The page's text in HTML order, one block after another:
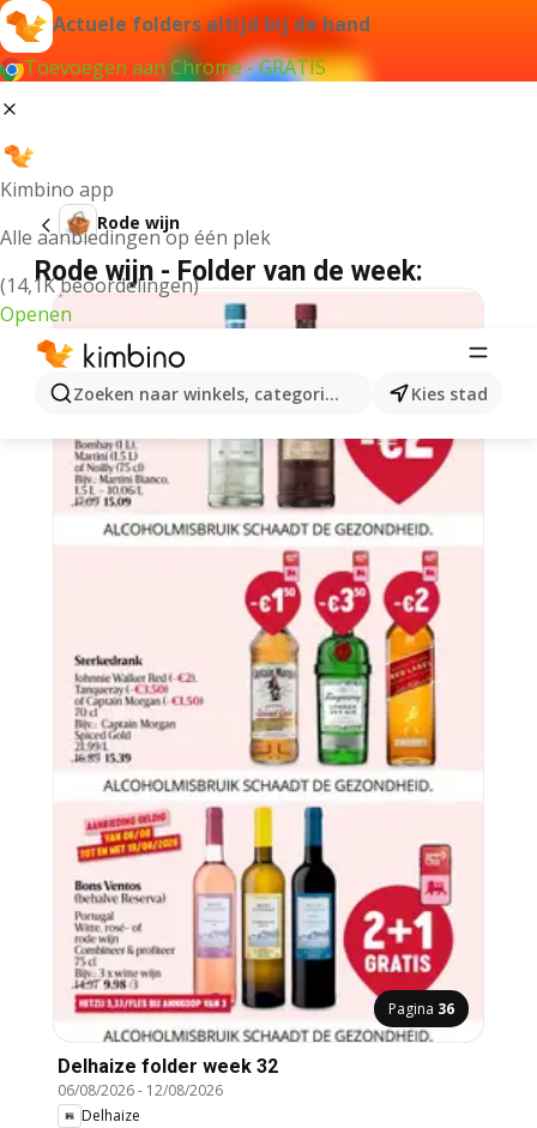
Actuele folders altijd bij de hand
Toevoegen aan Chrome - GRATIS
Kimbino app
Alle aanbiedingen op één plek
(14,1K beoordelingen)
Openen
Zoeken naar winkels, categorieën, producten...
Kies stad
Rode wijn
Rode wijn - Folder van de week:
Pagina 36
Delhaize folder week 32
06/08/2026- 12/08/2026
Delhaize